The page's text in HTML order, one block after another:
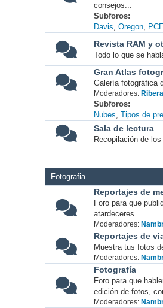
consejos...
Subforos
Davis Oregon
Revista RAM y
Todo lo que se
Gran Atlas
Galería fotográfica
Moderadores:
Subforos
Nubes Tipos de
Sala de lectura
Recopilación de
Fotografia
Reportajes de
Foro para que
atardeceres...
Moderadores:
Reportajes de
Muestra tus fotos
Moderadores:
Fotografía
Foro para que
edición de fotos,
Moderadores: